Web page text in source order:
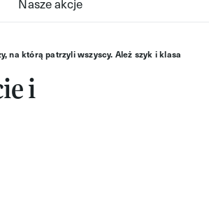
na którą patrzyli wszyscy. Ależ szyk i klasa
i